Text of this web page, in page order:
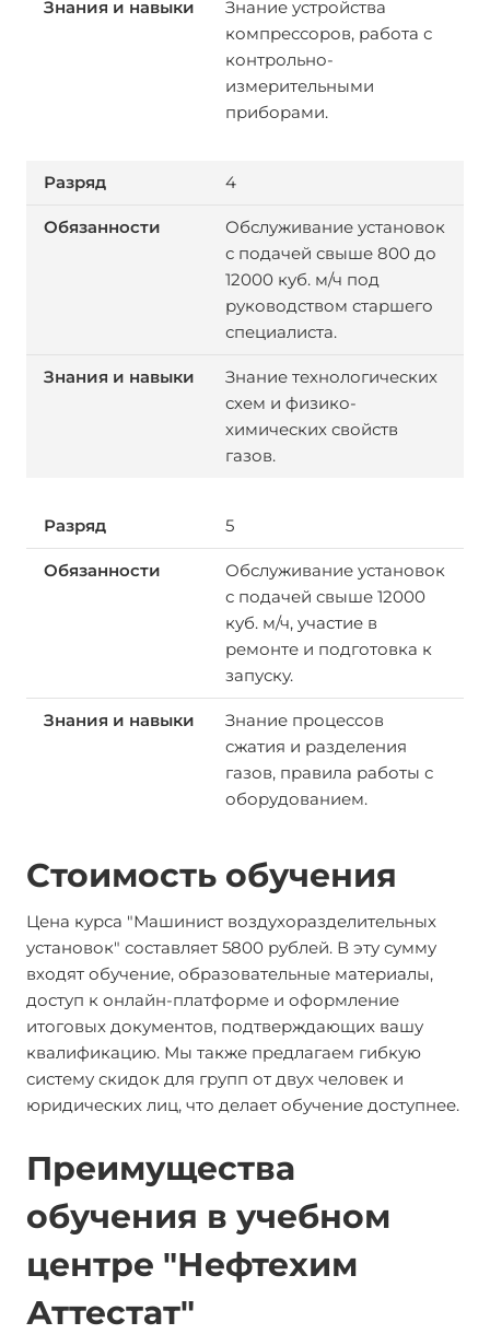
Знание устройства
компрессоров, работа с
контрольно-
измерительными
приборами.
4
Обслуживание установок
с подачей свыше 800 до
12000 куб. м/ч под
руководством старшего
специалиста.
Знание технологических
схем и физико-
химических свойств
газов.
5
Обслуживание установок
с подачей свыше 12000
куб. м/ч, участие в
ремонте и подготовка к
запуску.
Знание процессов
сжатия и разделения
газов, правила работы с
оборудованием.
Стоимость обучения
Цена курса "Машинист воздухоразделительных
установок" составляет 5800 рублей. В эту сумму
входят обучение, образовательные материалы,
доступ к онлайн-платформе и оформление
итоговых документов, подтверждающих вашу
квалификацию. Мы также предлагаем гибкую
систему скидок для групп от двух человек и
юридических лиц, что делает обучение доступнее.
Преимущества
обучения в учебном
центре "Нефтехим
Аттестат"